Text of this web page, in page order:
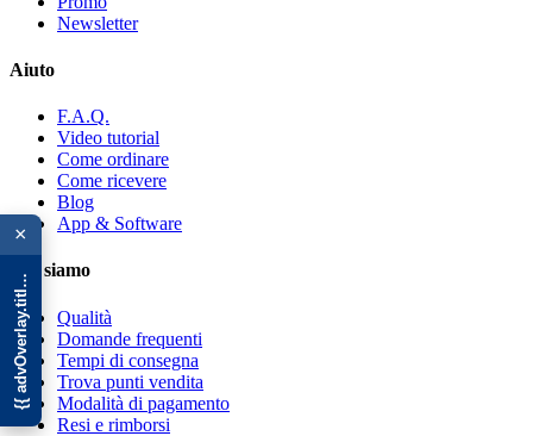
×
{{ advOverlay.title || 'Promo' }}
Newsletter
Aiuto
F.A.Q.
Video tutorial
Come ordinare
Come ricevere
Blog
App & Software
Chi siamo
Qualità
Domande frequenti
Tempi di consegna
Trova punti vendita
Modalità di pagamento
Resi e rimborsi